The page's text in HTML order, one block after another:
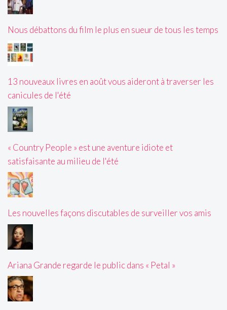
Nous débattons du film le plus en sueur de tous les temps
13 nouveaux livres en août vous aideront à traverser les
canicules de l'été
« Country People » est une aventure idiote et
satisfaisante au milieu de l'été
Les nouvelles façons discutables de surveiller vos amis
Ariana Grande regarde le public dans « Petal »